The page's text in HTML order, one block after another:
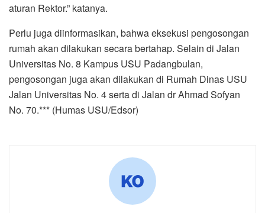
aturan Rektor.” katanya.
Perlu juga diinformasikan, bahwa eksekusi pengosongan
rumah akan dilakukan secara bertahap. Selain di Jalan
Universitas No. 8 Kampus USU Padangbulan,
pengosongan juga akan dilakukan di Rumah Dinas USU
Jalan Universitas No. 4 serta di Jalan dr Ahmad Sofyan
No. 70.*** (Humas USU/Edsor)